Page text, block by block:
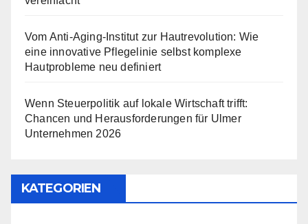
Vom Anti-Aging-Institut zur Hautrevolution: Wie
eine innovative Pflegelinie selbst komplexe
Hautprobleme neu definiert
Wenn Steuerpolitik auf lokale Wirtschaft trifft:
Chancen und Herausforderungen für Ulmer
Unternehmen 2026
KATEGORIEN